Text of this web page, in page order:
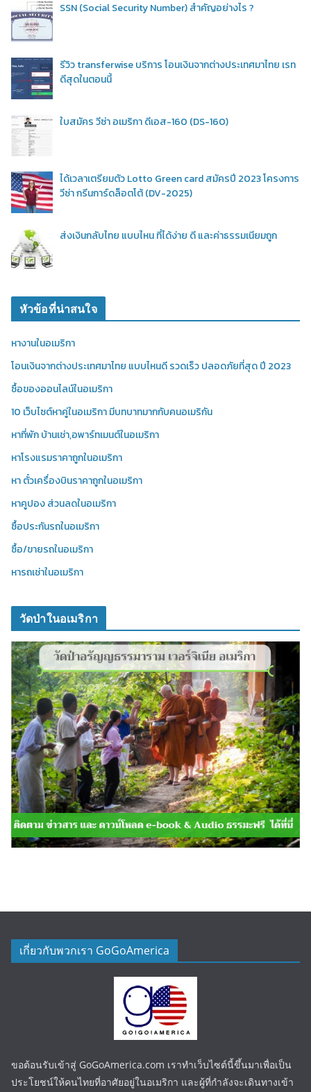
SSN (Social Security Number) สำคัญอย่างไร ?
รีวิว transferwise บริการ โอนเงินจากต่างประเทศมาไทย เรท
ดีสุดในตอนนี้
ใบสมัคร วีซ่า อเมริกา ดีเอส-160 (DS-160)
ได้เวลาเตรียมตัว Lotto Green card สมัครปี 2023 โครงการ
วีซ่า กรีนการ์ดล็อตโต้ (DV-2025)
ส่งเงินกลับไทย แบบไหน ที่ได้ง่าย ดี และค่าธรรมเนียมถูก
หัวข้อที่น่าสนใจ
หางานในอเมริกา
โอนเงินจากต่างประเทศมาไทย แบบไหนดี รวดเร็ว ปลอดภัยที่สุด ปี 2023
ซื้อของออนไลน์ในอเมริกา
10 เว็บไซต์หาคู่ในอเมริกา มีบทบาทมากกับคนอเมริกัน
หาที่พัก บ้านเช่า,อพาร์ทเมนต์ในอเมริกา
หาโรงแรมราคาถูกในอเมริกา
หา ตั๋วเครื่องบินราคาถูกในอเมริกา
หาคูปอง ส่วนลดในอเมริกา
ซื้อประกันรถในอเมริกา
ซื้อ/ขายรถในอเมริกา
หารถเช่าในอเมริกา
วัดป่าในอเมริกา
เกี่ยวกับพวกเรา GoGoAmerica
ขอต้อนรับเข้าสู่ GoGoAmerica.com เราทำเว็บไซต์นี้ขึ้นมาเพื่อเป็น
ประโยชน์ให้คนไทยที่อาศัยอยู่ในอเมริกา และผู้ที่กำลังจะเดินทางเข้า